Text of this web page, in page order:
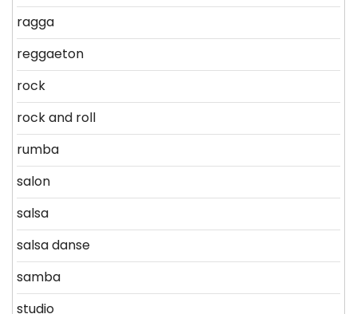
ragga
reggaeton
rock
rock and roll
rumba
salon
salsa
salsa danse
samba
studio